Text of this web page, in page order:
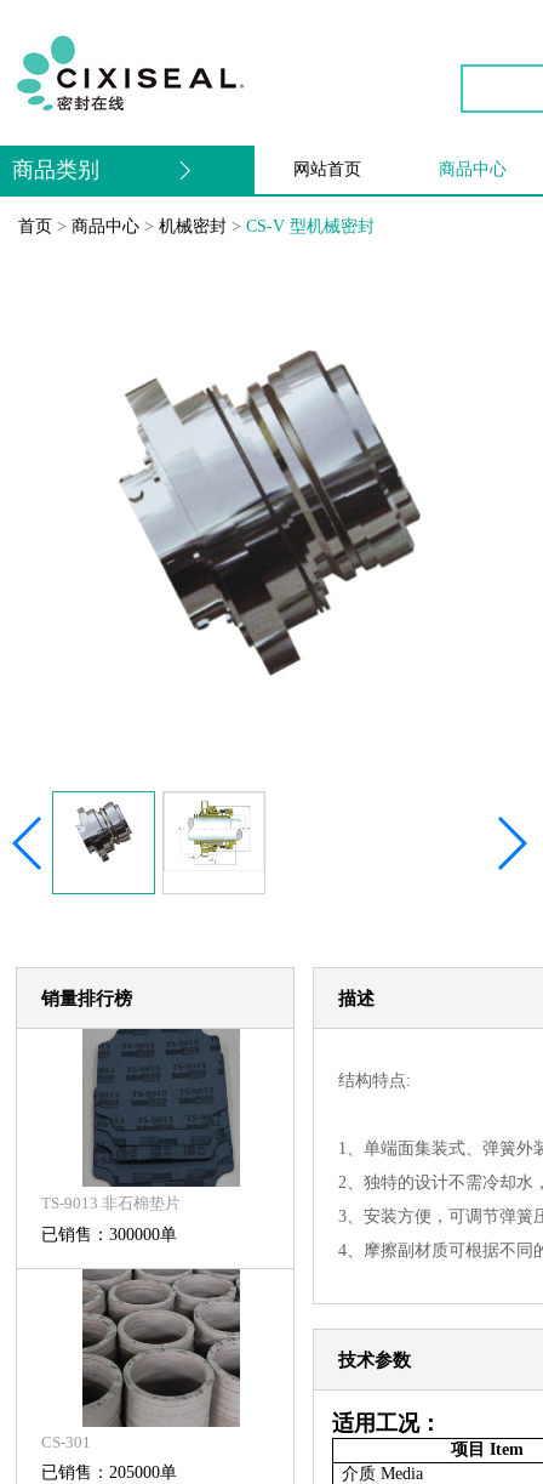
商品类别 网站首页 商品中心
首页 > 商品中心 > 机械密封 > CS-V 型机械密封
销量排行榜
TS-9013 非石棉垫片
已销售：300000单
CS-301
已销售：205000单
描述
结构特点:
1、单端面集装式、弹簧外
2、独特的设计不需冷却水
3、安装方便，可调节弹簧
4、摩擦副材质可根据不同
技术参数
适用工况：
项目 Item
介质Media